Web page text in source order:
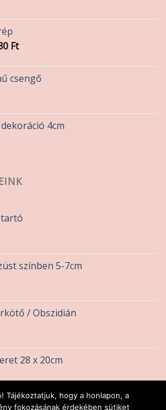
FtÁrtartomány:
-
330 Ft
csengő
4cm
színben 5-7cm
/ Obszidián
28 x 20cm
zselés toll
Tájékoztatjuk, hogy a honlapon, a
fokozásának érdekében sütiket